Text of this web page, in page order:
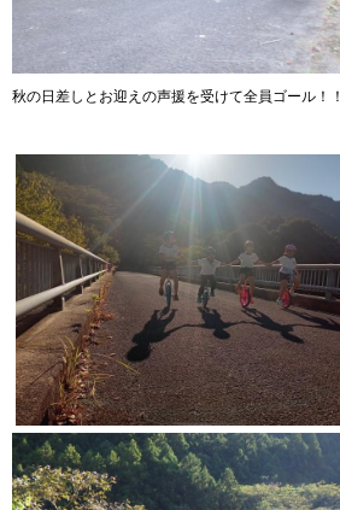
秋の日差しとお迎えの声援を受けて全員ゴール！！